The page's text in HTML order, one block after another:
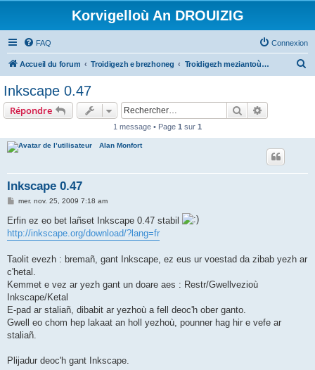
Korvigelloù An DROUIZIG
FAQ Connexion
Accueil du forum Troidigezh e brezhoneg Troidigezh meziantoù all (frank a wirioù evit an darn vrasañ anezho)
Inkscape 0.47
Répondre Rechercher
1 message • Page 1 sur 1
Alan Monfort
Inkscape 0.47
M
s
s
a
g
mer. nov. 25, 2009 7:18 am
Erfin ez eo bet lañset Inkscape 0.47 stabil
http://inkscape.org/download/?lang=fr
Taolit evezh : bremañ, gant Inkscape, ez eus ur voestad da zibab yezh ar
c'hetal.
Kemmet e vez ar yezh gant un doare aes : Restr/Gwellvezioù
Inkscape/Ketal
E-pad ar staliañ, dibabit ar yezhoù a fell deoc'h ober ganto.
Gwell eo chom hep lakaat an holl yezhoù, pounner hag hir e vefe ar
staliañ.
Plijadur deoc'h gant Inkscape.